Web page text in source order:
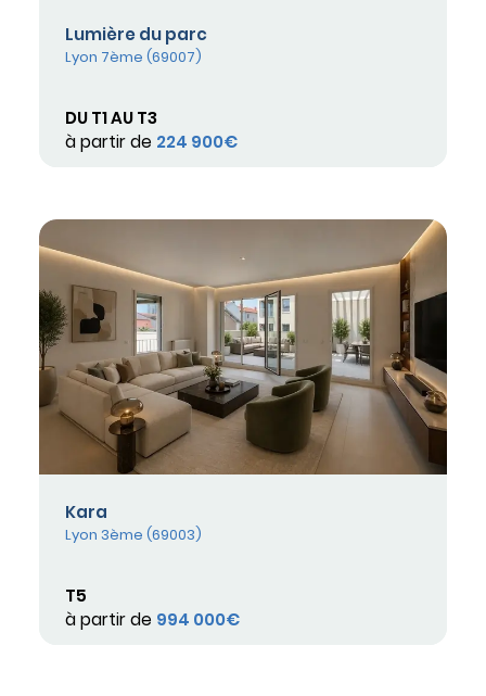
Lumière du parc
Lyon 7ème (69007)
DU T1 AU T3
à partir de 224 900€
Kara
Lyon 3ème (69003)
T5
à partir de 994 000€